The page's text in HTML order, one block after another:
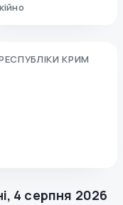
КРИМ
, 4 серпня 2026